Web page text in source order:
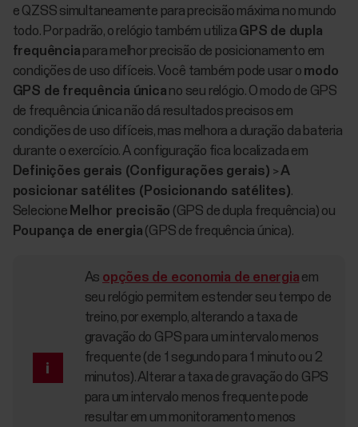
e QZSS simultaneamente para precisão máxima no mundo
todo. Por padrão, o relógio também utiliza GPS de dupla
frequência para melhor precisão de posicionamento em
condições de uso difíceis. Você também pode usar o modo
GPS de frequência única no seu relógio. O modo de GPS
de frequência única não dá resultados precisos em
condições de uso difíceis, mas melhora a duração da bateria
durante o exercício. A configuração fica localizada em
Definições gerais (Configurações gerais) >A
posicionar satélites (Posicionando satélites).
Selecione Melhor precisão (GPS de dupla frequência) ou
Poupança de energia (GPS de frequência única).
As opções de economia de energia em
seu relógio permitem estender seu tempo de
treino, por exemplo, alterando a taxa de
gravação do GPS para um intervalo menos
frequente (de 1 segundo para 1 minuto ou 2
minutos). Alterar a taxa de gravação do GPS
para um intervalo menos frequente pode
resultar em um monitoramento menos